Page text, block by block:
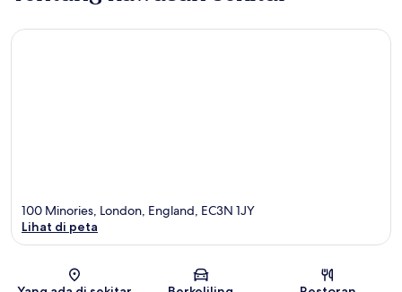
Peta
100 Minories, London, England, EC3N 1JY
Lihat di peta